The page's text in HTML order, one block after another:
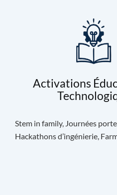
Activations
Stem in family, Journées
Hackathons d’ingénierie,